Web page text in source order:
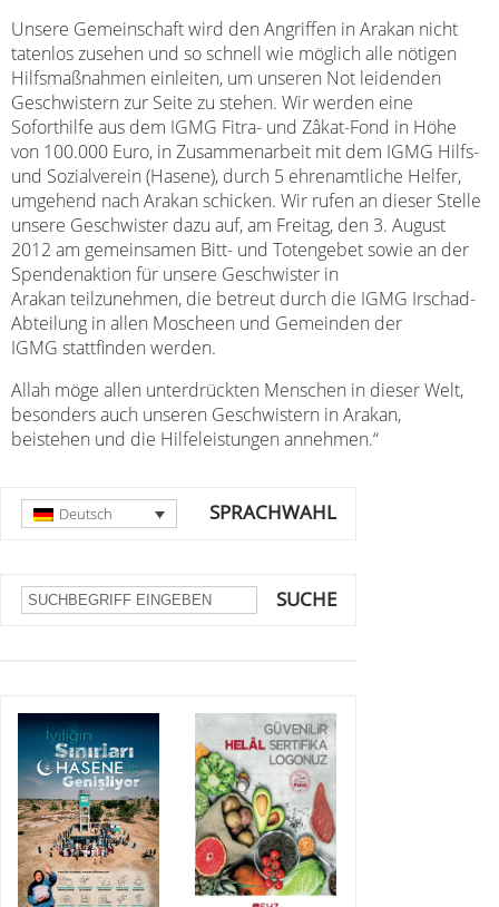
Unsere Gemeinschaft wird den Angriffen in Arakan nicht
tatenlos zusehen und so schnell wie möglich alle nötigen
Hilfsmaßnahmen einleiten, um unseren Not leidenden
Geschwistern zur Seite zu stehen. Wir werden eine
Soforthilfe aus dem IGMG Fitra- und Zâkat-Fond in Höhe
von 100.000 Euro, in Zusammenarbeit mit dem IGMG Hilfs-
und Sozialverein (Hasene), durch 5 ehrenamtliche Helfer,
umgehend nach Arakan schicken. Wir rufen an dieser Stelle
unsere Geschwister dazu auf, am Freitag, den 3. August
2012 am gemeinsamen Bitt- und Totengebet sowie an der
Spendenaktion für unsere Geschwister in
Arakan teilzunehmen, die betreut durch die IGMG Irschad-
Abteilung in allen Moscheen und Gemeinden der
IGMG stattfinden werden.
Allah möge allen unterdrückten Menschen in dieser Welt,
besonders auch unseren Geschwistern in Arakan,
beistehen und die Hilfeleistungen annehmen.“
SPRACHWAHL
Deutsch
SUCHE